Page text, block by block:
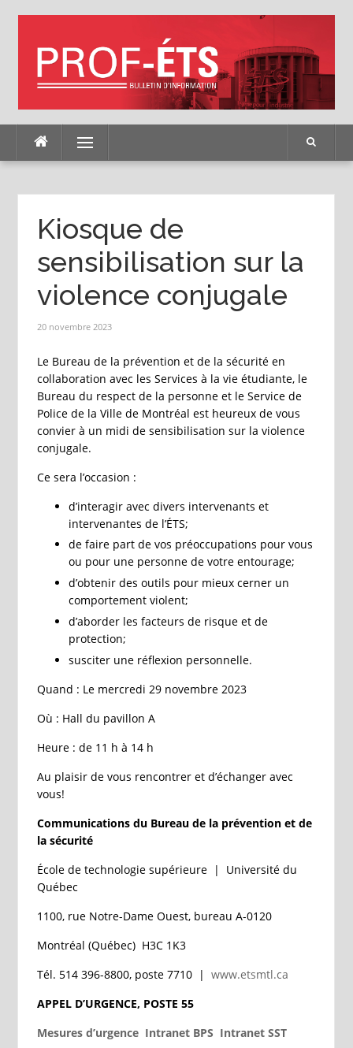
Menu
Kiosque de
sensibilisation sur la
violence conjugale
20 novembre 2023
Le Bureau de la prévention et de la sécurité en
collaboration avec les Services à la vie étudiante, le
Bureau du respect de la personne et le Service de
Police de la Ville de Montréal est heureux de vous
convier à un midi de sensibilisation sur la violence
conjugale.
Ce sera l’occasion :
d’interagir avec divers intervenants et
intervenantes de l’ÉTS;
de faire part de vos préoccupations pour vous
ou pour une personne de votre entourage;
d’obtenir des outils pour mieux cerner un
comportement violent;
d’aborder les facteurs de risque et de
protection;
susciter une réflexion personnelle.
Quand : Le mercredi 29 novembre 2023
Où : Hall du pavillon A
Heure : de 11 h à 14 h
Au plaisir de vous rencontrer et d’échanger avec
vous!
Communications du Bureau de la prévention et de
la sécurité
École de technologie supérieure | Université du
Québec
1100, rue Notre-Dame Ouest, bureau A-0120
Montréal (Québec) H3C 1K3
Tél. 514 396-8800, poste 7710 | www.etsmtl.ca
APPEL D’URGENCE, POSTE 55
Mesures d’urgence Intranet BPS Intranet SST